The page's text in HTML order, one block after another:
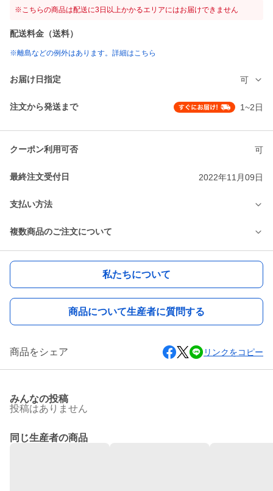
※こちらの商品は配送に3日以上かかるエリアにはお届けできません
配送料金（送料）
※離島などの例外はあります。詳細はこちら
お届け日指定 可
注文から発送まで 1~2日
クーポン利用可否 可
最終注文受付日 2022年11月09日
支払い方法
複数商品のご注文について
私たちについて
商品について生産者に質問する
商品をシェア リンクをコピー
みんなの投稿
投稿はありません
同じ生産者の商品